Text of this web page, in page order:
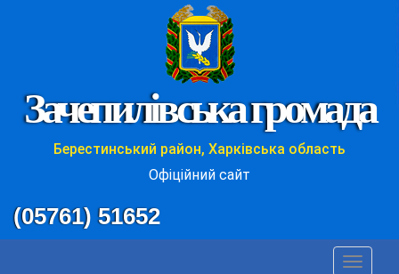
Зачепилівська громада
Берестинський район, Харківська область
Офіційний сайт
(05761) 51652
Toggle